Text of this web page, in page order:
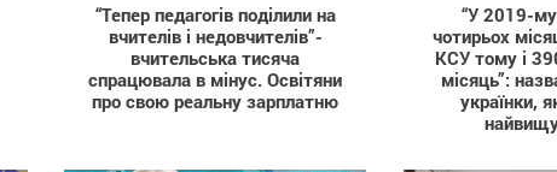
“‎Тепер педагогів поділили на
вчителів і недовчителів”‎-
вчительська тисяча
спрацювала в мінус. Освітяни
про свою реальну зарплатню
“У 2019-
чотирьох
КСУ тому і
місяць”:
українки,